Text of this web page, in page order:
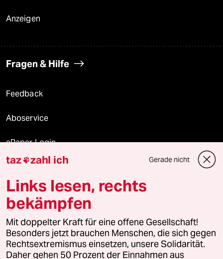
Anzeigen
Fragen & Hilfe
Feedback
Aboservice
ePaper Login
Downloads für Abonnierende
© 2026 taz Verlags und Vertriebs GmbH
Alle Rechte vorbehalten. Bei rechtlichen Fragen oder für Genehmigungen
wenden Sie sich bitte an lizenzen@taz.de
taz zahl ich Gerade nicht
Links lesen, rechts
bekämpfen
Mit doppelter Kraft für eine offene Gesellschaft!
Besonders jetzt brauchen Menschen, die sich gegen
Rechtsextremismus einsetzen, unsere Solidarität.
Daher gehen 50 Prozent der Einnahmen aus